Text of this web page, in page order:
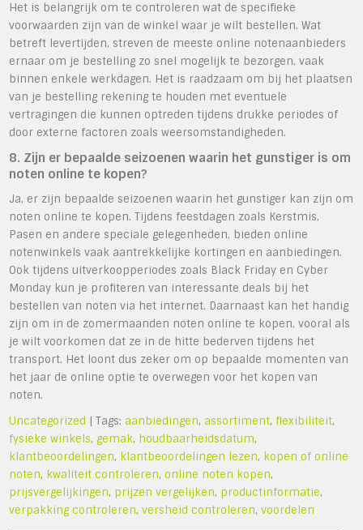
Het is belangrijk om te controleren wat de specifieke
voorwaarden zijn van de winkel waar je wilt bestellen. Wat
betreft levertijden, streven de meeste online notenaanbieders
ernaar om je bestelling zo snel mogelijk te bezorgen, vaak
binnen enkele werkdagen. Het is raadzaam om bij het plaatsen
van je bestelling rekening te houden met eventuele
vertragingen die kunnen optreden tijdens drukke periodes of
door externe factoren zoals weersomstandigheden.
8. Zijn er bepaalde seizoenen waarin het gunstiger is om
noten online te kopen?
Ja, er zijn bepaalde seizoenen waarin het gunstiger kan zijn om
noten online te kopen. Tijdens feestdagen zoals Kerstmis,
Pasen en andere speciale gelegenheden, bieden online
notenwinkels vaak aantrekkelijke kortingen en aanbiedingen.
Ook tijdens uitverkoopperiodes zoals Black Friday en Cyber
Monday kun je profiteren van interessante deals bij het
bestellen van noten via het internet. Daarnaast kan het handig
zijn om in de zomermaanden noten online te kopen, vooral als
je wilt voorkomen dat ze in de hitte bederven tijdens het
transport. Het loont dus zeker om op bepaalde momenten van
het jaar de online optie te overwegen voor het kopen van
noten.
Uncategorized | Tags: aanbiedingen, assortiment, flexibiliteit,
fysieke winkels,gemak, houdbaarheidsdatum,
klantbeoordelingen, klantbeoordelingen lezen, kopen of online
noten, kwaliteit controleren,online noten kopen,
prijsvergelijkingen, prijzen vergelijken, productinformatie,
verpakking controleren,versheid controleren,voordelen